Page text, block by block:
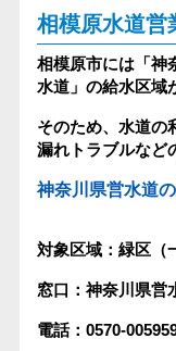
相模原水道営
相模原市には「神
水道」の給水区域
そのため、水道の
漏れトラブルなど
神奈川県営水道
対象区域：緑区（
窓口：神奈川県営
電話：0570-